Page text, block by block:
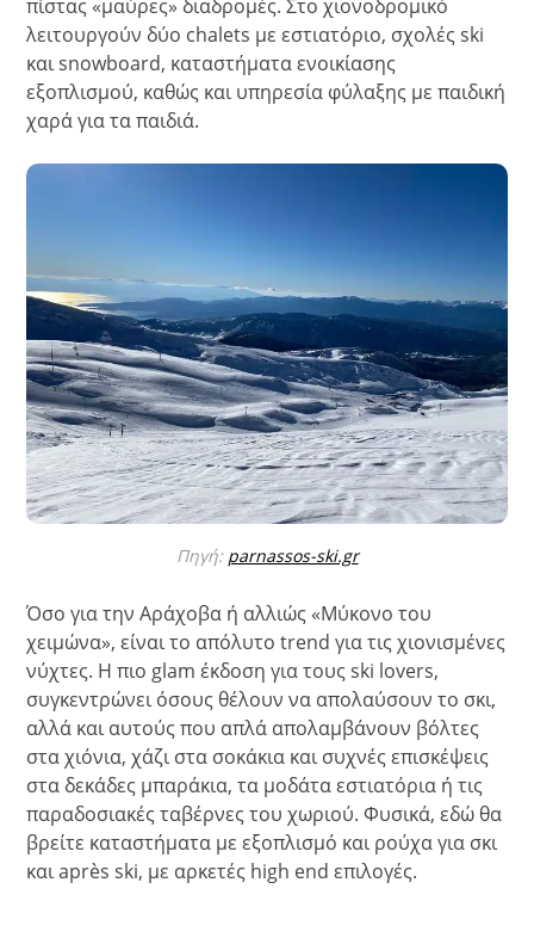
πίστας «μαύρες» διαδρομές. Στο χιονοδρομικό
λειτουργούν δύο chalets με εστιατόριο, σχολές ski
και snowboard, καταστήματα ενοικίασης
εξοπλισμού, καθώς και υπηρεσία φύλαξης με παιδική
χαρά για τα παιδιά.
Πηγή: parnassos-ski.gr
Όσο για την Αράχοβα ή αλλιώς «Μύκονο του
χειμώνα», είναι το απόλυτο trend για τις χιονισμένες
νύχτες. Η πιο glam έκδοση για τους ski lovers,
συγκεντρώνει όσους θέλουν να απολαύσουν το σκι,
αλλά και αυτούς που απλά απολαμβάνουν βόλτες
στα χιόνια, χάζι στα σοκάκια και συχνές επισκέψεις
στα δεκάδες μπαράκια, τα μοδάτα εστιατόρια ή τις
παραδοσιακές ταβέρνες του χωριού. Φυσικά, εδώ θα
βρείτε καταστήματα με εξοπλισμό και ρούχα για σκι
και après ski, με αρκετές high end επιλογές.